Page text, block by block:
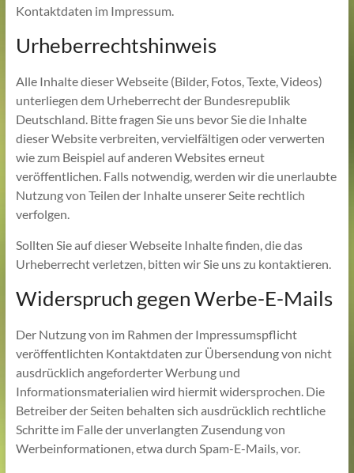
Kontaktdaten im Impressum.
Urheberrechtshinweis
Alle Inhalte dieser Webseite (Bilder, Fotos, Texte, Videos)
unterliegen dem Urheberrecht der Bundesrepublik
Deutschland. Bitte fragen Sie uns bevor Sie die Inhalte
dieser Website verbreiten, vervielfältigen oder verwerten
wie zum Beispiel auf anderen Websites erneut
veröffentlichen. Falls notwendig, werden wir die unerlaubte
Nutzung von Teilen der Inhalte unserer Seite rechtlich
verfolgen.
Sollten Sie auf dieser Webseite Inhalte finden, die das
Urheberrecht verletzen, bitten wir Sie uns zu kontaktieren.
Widerspruch gegen Werbe-E-Mails
Der Nutzung von im Rahmen der Impressumspflicht
veröffentlichten Kontaktdaten zur Übersendung von nicht
ausdrücklich angeforderter Werbung und
Informationsmaterialien wird hiermit widersprochen. Die
Betreiber der Seiten behalten sich ausdrücklich rechtliche
Schritte im Falle der unverlangten Zusendung von
Werbeinformationen, etwa durch Spam-E-Mails, vor.